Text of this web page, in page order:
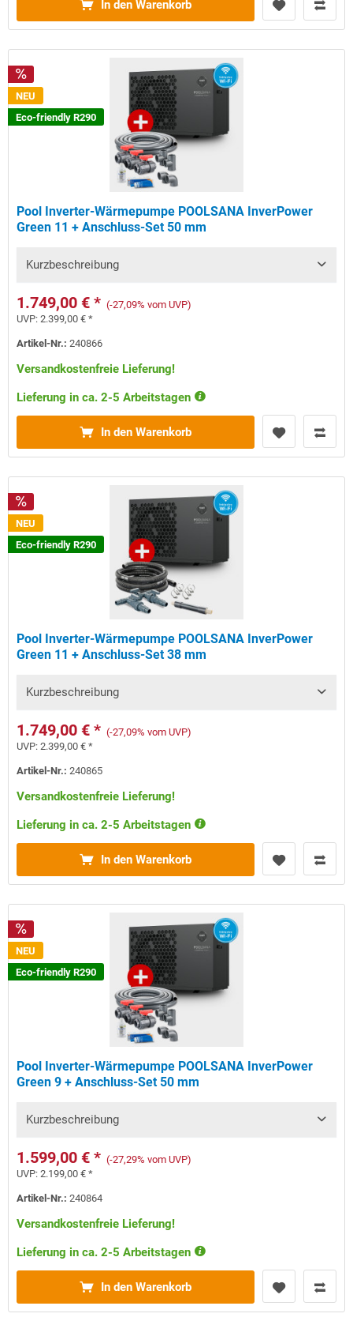
In den Warenkorb
NEU
Eco-friendly R290
Pool Inverter-Wärmepumpe POOLSANA InverPower
Green 11 + Anschluss-Set 50 mm
Kurzbeschreibung
1.749,00 € * (-27,09% vom UVP)
UVP:2.399,00 € *
Artikel-Nr.:240866
Versandkostenfreie Lieferung!
Lieferung in ca. 2-5 Arbeitstagen
In den Warenkorb
NEU
Eco-friendly R290
Pool Inverter-Wärmepumpe POOLSANA InverPower
Green 11 + Anschluss-Set 38 mm
Kurzbeschreibung
1.749,00 € * (-27,09% vom UVP)
UVP:2.399,00 € *
Artikel-Nr.:240865
Versandkostenfreie Lieferung!
Lieferung in ca. 2-5 Arbeitstagen
In den Warenkorb
NEU
Eco-friendly R290
Pool Inverter-Wärmepumpe POOLSANA InverPower
Green 9 + Anschluss-Set 50 mm
Kurzbeschreibung
1.599,00 € * (-27,29% vom UVP)
UVP:2.199,00 € *
Artikel-Nr.:240864
Versandkostenfreie Lieferung!
Lieferung in ca. 2-5 Arbeitstagen
In den Warenkorb